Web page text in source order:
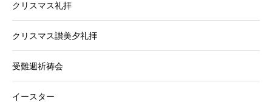
クリスマス礼拝
クリスマス讃美夕礼拝
受難週祈祷会
イースター